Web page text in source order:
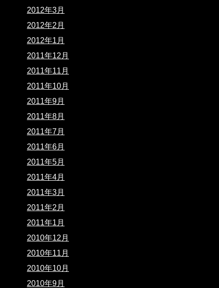
2012年3月
2012年2月
2012年1月
2011年12月
2011年11月
2011年10月
2011年9月
2011年8月
2011年7月
2011年6月
2011年5月
2011年4月
2011年3月
2011年2月
2011年1月
2010年12月
2010年11月
2010年10月
2010年9月